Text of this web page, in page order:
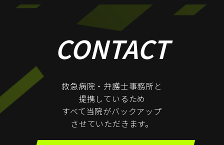
CONTACT
救急病院・弁護士事務所と
提携しているため
すべて当院がバックアップ
させていただきます。